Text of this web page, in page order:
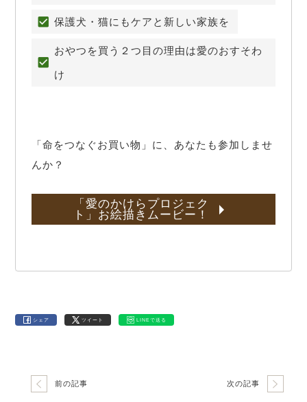
保護犬・猫にもケアと新しい家族を
おやつを買う２つ目の理由は愛のおすそわ
け
「命をつなぐお買い物」に、あなたも参加しませ
んか？
「愛のかけらプロジェク
ト」お絵描きムービー！
シェア ツイート LINEで送る
前の記事 次の記事